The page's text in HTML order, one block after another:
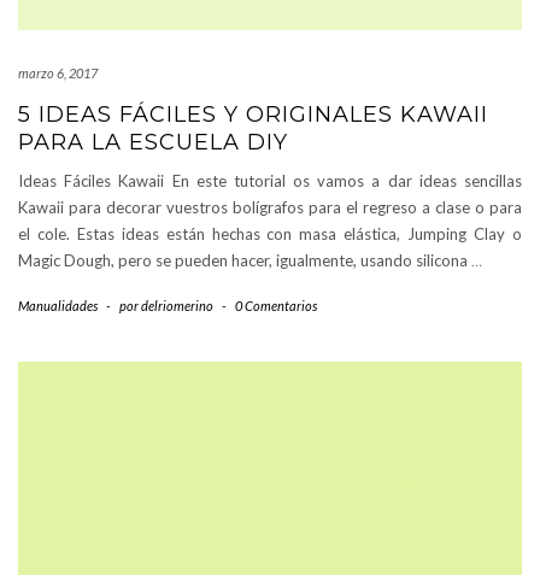
marzo 6, 2017
5 IDEAS FÁCILES Y ORIGINALES KAWAII
PARA LA ESCUELA DIY
Ideas Fáciles Kawaii En este tutorial os vamos a dar ideas sencillas
Kawaii para decorar vuestros bolígrafos para el regreso a clase o para
el cole. Estas ideas están hechas con masa elástica, Jumping Clay o
Magic Dough, pero se pueden hacer, igualmente, usando silicona …
Manualidades - pordelriomerino - 0 Comentarios